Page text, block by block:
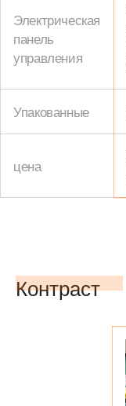
Электрическая
панель
управления
Упакованные
цена
Контраст